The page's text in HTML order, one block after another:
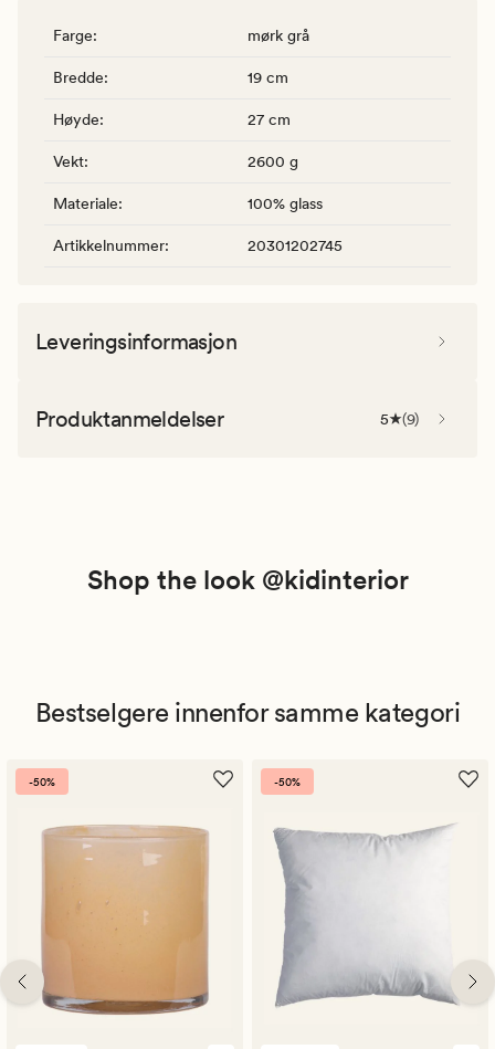
Farge: mørk grå
Bredde: 19 cm
Høyde: 27 cm
Vekt: 2600 g
Materiale: 100% glass
Artikkelnummer: 20301202745
Leveringsinformasjon
Produktanmeldelser 5 (9)
Shop the look @kidinterior
Bestselgere innenfor samme kategori
-50% -50%